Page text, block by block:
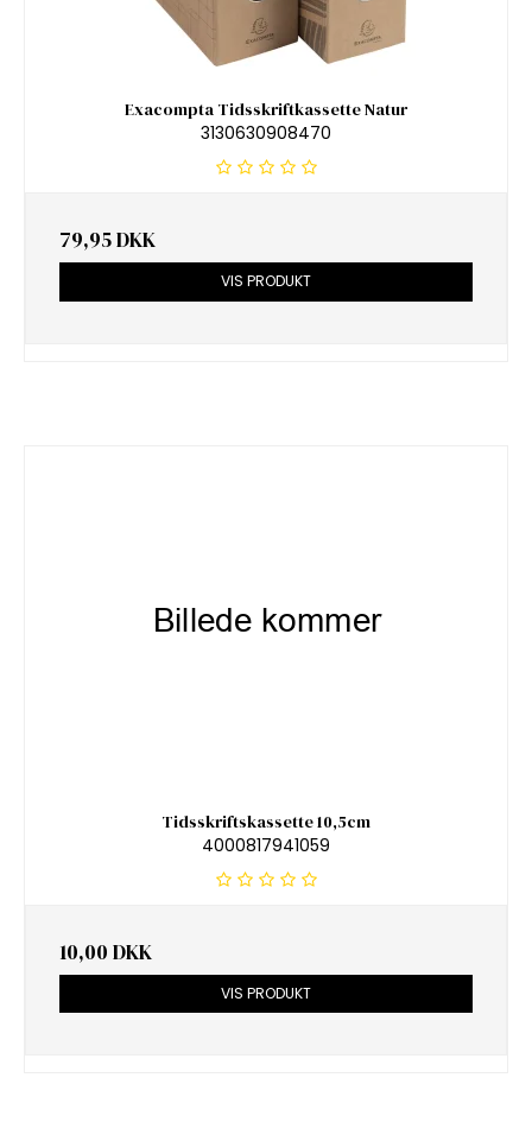
Exacompta Tidsskriftkassette Natur
3130630908470
79,95 DKK
VIS PRODUKT
Tidsskriftskassette 10,5cm
4000817941059
10,00 DKK
VIS PRODUKT